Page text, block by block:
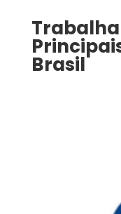
Brasil